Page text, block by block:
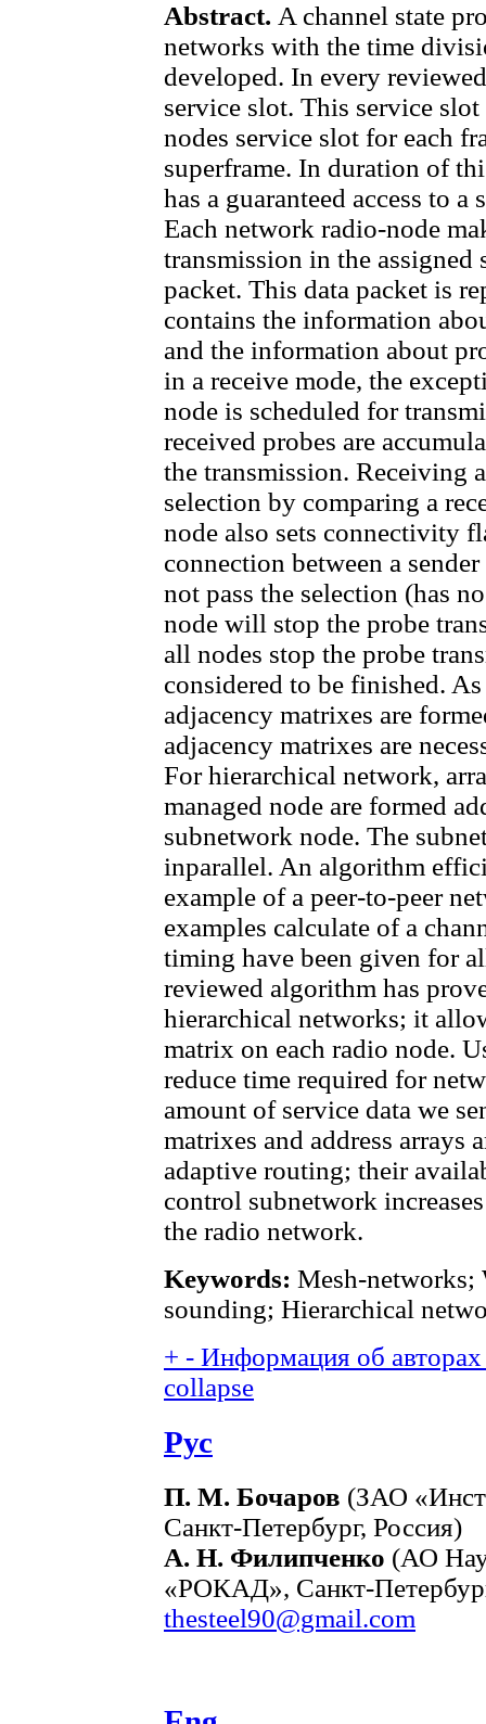
Abstract. A channel state
networks with the time
developed. In every
service slot. This service
nodes service slot for each
superframe. In duration of
has a guaranteed access to
Each network radio-node
transmission in the assigned
packet. This data packet is
contains the information
and the information about
in a receive mode, the
node is scheduled for
received probes are
the transmission. Receiving
selection by comparing a
node also sets connectivity
connection between a
not pass the selection (has
node will stop the probe
all nodes stop the probe
considered to be finished.
adjacency matrixes are
adjacency matrixes are
For hierarchical network,
managed node are formed
subnetwork node. The
inparallel. An algorithm
example of a peer-to-peer
examples calculate of a
timing have been given for
reviewed algorithm has
hierarchical networks; it
matrix on each radio node.
reduce time required for
amount of service data we
matrixes and address arrays
adaptive routing; their
control subnetwork
the radio network.
Keywords: Mesh-networks;
sounding; Hierarchical
+ - Информация об
collapse
Рус
П. М. Бочаров (ЗАО
Санкт-Петербург, Россия)
А. Н. Филипченко (АО
«РОКАД», Санкт-
thesteel90@gmail.com